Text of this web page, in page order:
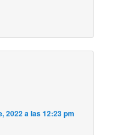
2022 a las 12:23 pm